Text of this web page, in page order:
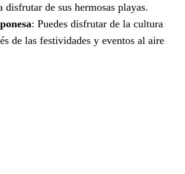
disfrutar de sus hermosas playas.
: Puedes disfrutar de la cultura
de las festividades y eventos al aire